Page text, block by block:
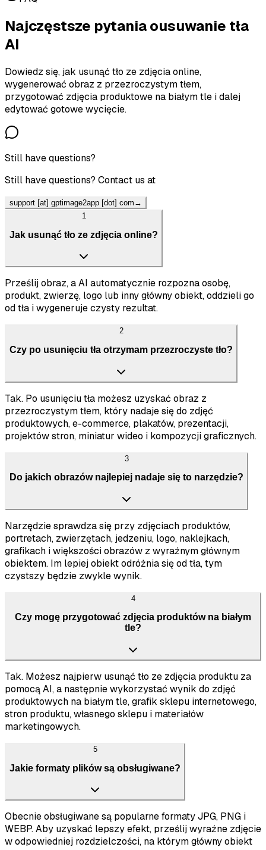
Najczęstsze pytania ousuwanie tła
AI
Dowiedz się, jak usunąć tło ze zdjęcia online,
wygenerować obraz z przezroczystym tłem,
przygotować zdjęcia produktowe na białym tle i dalej
edytować gotowe wycięcie.
Still have questions?
Still have questions? Contact us at
support [at] gptimage2app [dot] com →
1
Jak usunąć tło ze zdjęcia online?
Prześlij obraz, a AI automatycznie rozpozna osobę,
produkt, zwierzę, logo lub inny główny obiekt, oddzieli go
od tła i wygeneruje czysty rezultat.
2
Czy po usunięciu tła otrzymam przezroczyste tło?
Tak. Po usunięciu tła możesz uzyskać obraz z
przezroczystym tłem, który nadaje się do zdjęć
produktowych, e-commerce, plakatów, prezentacji,
projektów stron, miniatur wideo i kompozycji graficznych.
3
Do jakich obrazów najlepiej nadaje się to narzędzie?
Narzędzie sprawdza się przy zdjęciach produktów,
portretach, zwierzętach, jedzeniu, logo, naklejkach,
grafikach i większości obrazów z wyraźnym głównym
obiektem. Im lepiej obiekt odróżnia się od tła, tym
czystszy będzie zwykle wynik.
4
Czy mogę przygotować zdjęcia produktów na białym
tle?
Tak. Możesz najpierw usunąć tło ze zdjęcia produktu za
pomocą AI, a następnie wykorzystać wynik do zdjęć
produktowych na białym tle, grafik sklepu internetowego,
stron produktu, własnego sklepu i materiałów
marketingowych.
5
Jakie formaty plików są obsługiwane?
Obecnie obsługiwane są popularne formaty JPG, PNG i
WEBP. Aby uzyskać lepszy efekt, prześlij wyraźne zdjęcie
w odpowiedniej rozdzielczości, na którym główny obiekt